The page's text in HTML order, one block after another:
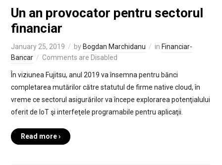
Un an provocator pentru sectorul
financiar
January 25, 2019 byBogdan Marchidanu in Financiar-
Bancar
Comments are Disabled
În viziunea Fujitsu, anul 2019 va însemna pentru bănci
completarea mutărilor către statutul de firme native cloud, în
vreme ce sectorul asigurărilor va începe explorarea potenţialului
oferit de IoT şi interfeţele programabile pentru aplicaţii.
Read more ›